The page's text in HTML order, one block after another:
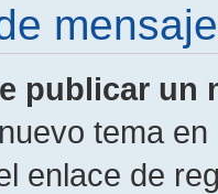
publicar un
tema
enlace de